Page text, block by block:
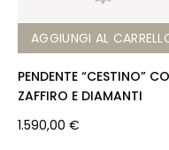
AGGIUNGI AL
PENDENTE “CESTINO”
ZAFFIRO E DIAMANTI
1.590,00 €